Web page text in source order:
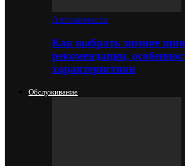
Автозапчасти
Как выбрать зимние
рекомендации,
характеристики
Обслуживание